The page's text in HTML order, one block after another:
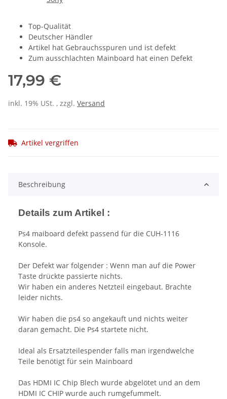
Top-Qualität
Deutscher Händler
Artikel hat Gebrauchsspuren und ist defekt
Zum ausschlachten Mainboard hat einen Defekt
17,99 €
inkl. 19% USt. , zzgl. Versand
Artikel vergriffen
Beschreibung
Details zum Artikel :
Ps4 maiboard defekt passend für die CUH-1116
Konsole.
Der Defekt war folgender : Wenn man auf die Power
Taste drückte passierte nichts.
Wir haben ein anderes Netzteil eingebaut. Brachte
leider nichts.
Wir haben die ps4 so angekauft und nichts weiter
daran gemacht. Die Ps4 startete nicht.
Ideal als Ersatzteilespender falls man irgendwelche
Teile benötigt für sein Mainboard
Das HDMI IC Chip Blech wurde abgelötet und an dem
HDMI IC CHIP wurde auch rumgefummelt.